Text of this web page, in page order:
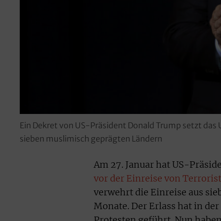
Ein Dekret von US-Präsident Donald Trump setzt
sieben muslimisch geprägten Ländern
Am 27. Januar hat US-
vor der Einreise von
verwehrt die Einreise aus
Monate. Der Erlass hat in